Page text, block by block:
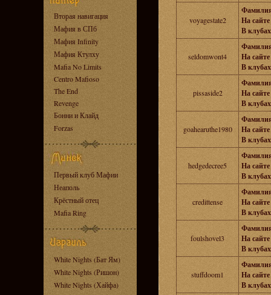
Вторая навигация
Мафия в СПб
Мафия Infinity
Мафия Ктулху
Mafia No Limits
Centro Mafioso
The End
Revenge
Бонни и Клайд
Forzas
Первый клуб Мафии
Неаполь
Крёстный отец
Mafia Ring
White Nights (Бат Ям)
White Nights (Ришон)
White Nights (Хайфа)
voyagestate2
На
В
seldomwont4
На
В
pissaside2
На
В
goahearuthe1980
На
В
hedgedecree5
На
В
credittense
На
В
foulshovel3
На
В
stuffdoom1
На
В